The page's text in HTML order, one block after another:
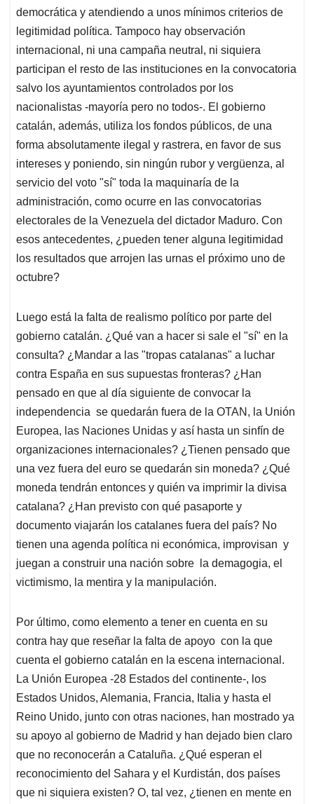
democrática y atendiendo a unos mínimos criterios de
legitimidad política. Tampoco hay observación
internacional, ni una campaña neutral, ni siquiera
participan el resto de las instituciones en la convocatoria
salvo los ayuntamientos controlados por los
nacionalistas -mayoría pero no todos-. El gobierno
catalán, además, utiliza los fondos públicos, de una
forma absolutamente ilegal y rastrera, en favor de sus
intereses y poniendo, sin ningún rubor y vergüenza, al
servicio del voto "sí" toda la maquinaría de la
administración, como ocurre en las convocatorias
electorales de la Venezuela del dictador Maduro. Con
esos antecedentes, ¿pueden tener alguna legitimidad
los resultados que arrojen las urnas el próximo uno de
octubre?
Luego está la falta de realismo político por parte del
gobierno catalán. ¿Qué van a hacer si sale el "sí" en la
consulta? ¿Mandar a las "tropas catalanas" a luchar
contra España en sus supuestas fronteras? ¿Han
pensado en que al día siguiente de convocar la
independencia se quedarán fuera de la OTAN, la Unión
Europea, las Naciones Unidas y así hasta un sinfín de
organizaciones internacionales? ¿Tienen pensado que
una vez fuera del euro se quedarán sin moneda? ¿Qué
moneda tendrán entonces y quién va imprimir la divisa
catalana? ¿Han previsto con qué pasaporte y
documento viajarán los catalanes fuera del país? No
tienen una agenda política ni económica, improvisan y
juegan a construir una nación sobre la demagogia, el
victimismo, la mentira y la manipulación.
Por último, como elemento a tener en cuenta en su
contra hay que reseñar la falta de apoyo con la que
cuenta el gobierno catalán en la escena internacional.
La Unión Europea -28 Estados del continente-, los
Estados Unidos, Alemania, Francia, Italia y hasta el
Reino Unido, junto con otras naciones, han mostrado ya
su apoyo al gobierno de Madrid y han dejado bien claro
que no reconocerán a Cataluña. ¿Qué esperan el
reconocimiento del Sahara y el Kurdistán, dos países
que ni siquiera existen? O, tal vez, ¿tienen en mente en